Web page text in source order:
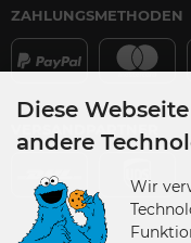
ZAHLUNGSMETHODEN
VERSANDPARTNER
Diese
andere
Wir